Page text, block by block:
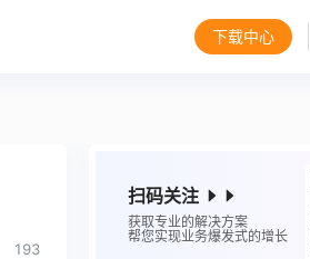
下载中心
193
扫码关注
获取专业的解决方案
帮您实现业务爆发式的增长